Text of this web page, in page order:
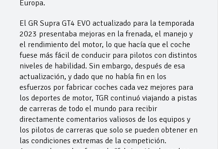
Europa.
El GR Supra GT4 EVO actualizado para la temporada
2023 presentaba mejoras en la frenada, el manejo y
el rendimiento del motor, lo que hacía que el coche
fuese más fácil de conducir para pilotos con distintos
niveles de habilidad. Sin embargo, después de esa
actualización, y dado que no había fin en los
esfuerzos por fabricar coches cada vez mejores para
los deportes de motor, TGR continuó viajando a pistas
de carreras de todo el mundo para recibir
directamente comentarios valiosos de los equipos y
los pilotos de carreras que solo se pueden obtener en
las condiciones extremas de la competición.